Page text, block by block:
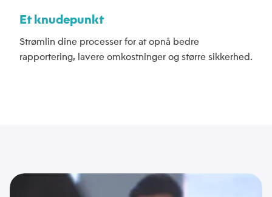
Et knudepunkt
Strømlin dine processer for at opnå bedre
rapportering, lavere omkostninger og større sikkerhed.
Send